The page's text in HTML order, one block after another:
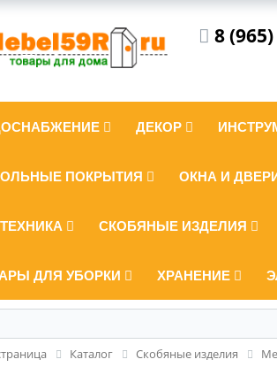
8
ДЕКОР
ПОКРЫТИЯ ОКНА И
СКОБЯНЫЕ ИЗДЕЛИЯ
ДЛЯ УБОРКИ ХРАНЕНИЕ
Каталог Скобяные изделия